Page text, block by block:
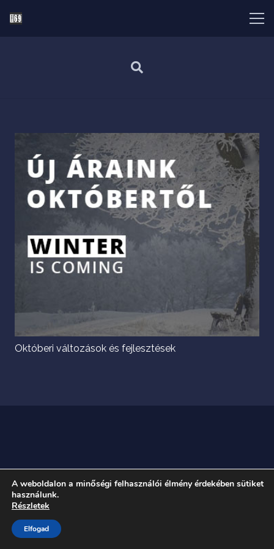
Októberi változások és fejlesztések
A weboldalon a minőségi felhasználói élmény érdekében sütiket
használunk.
Részletek
Elfogad